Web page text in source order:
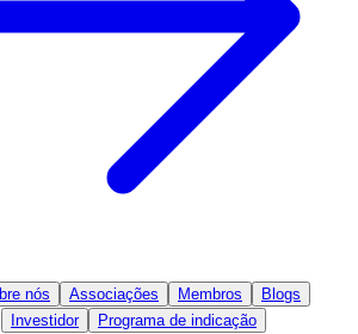
nós Associações Membros Blogs
Investidor
Programa de indicação